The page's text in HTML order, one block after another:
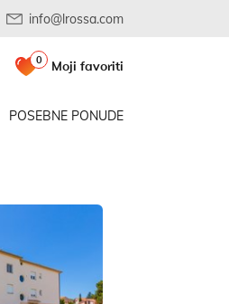
info@lrossa.com
POSEBNE PONUDE
0 Moji favoriti